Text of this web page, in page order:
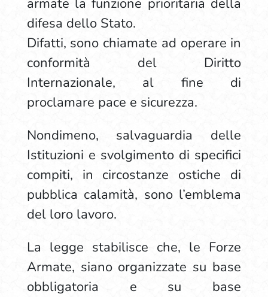
armate la funzione prioritaria della
difesa dello Stato.
Difatti, sono chiamate ad operare in
conformità del Diritto
Internazionale, al fine di
proclamare pace e sicurezza.
Nondimeno, salvaguardia delle
Istituzioni e svolgimento di specifici
compiti, in circostanze ostiche di
pubblica calamità, sono l’emblema
del loro lavoro.
La legge stabilisce che, le Forze
Armate, siano organizzate su base
obbligatoria e su base